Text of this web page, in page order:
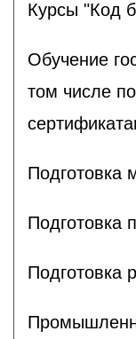
Курсы "Код
Обучение
том числе
Подготовка
Подготовка
Подготовка